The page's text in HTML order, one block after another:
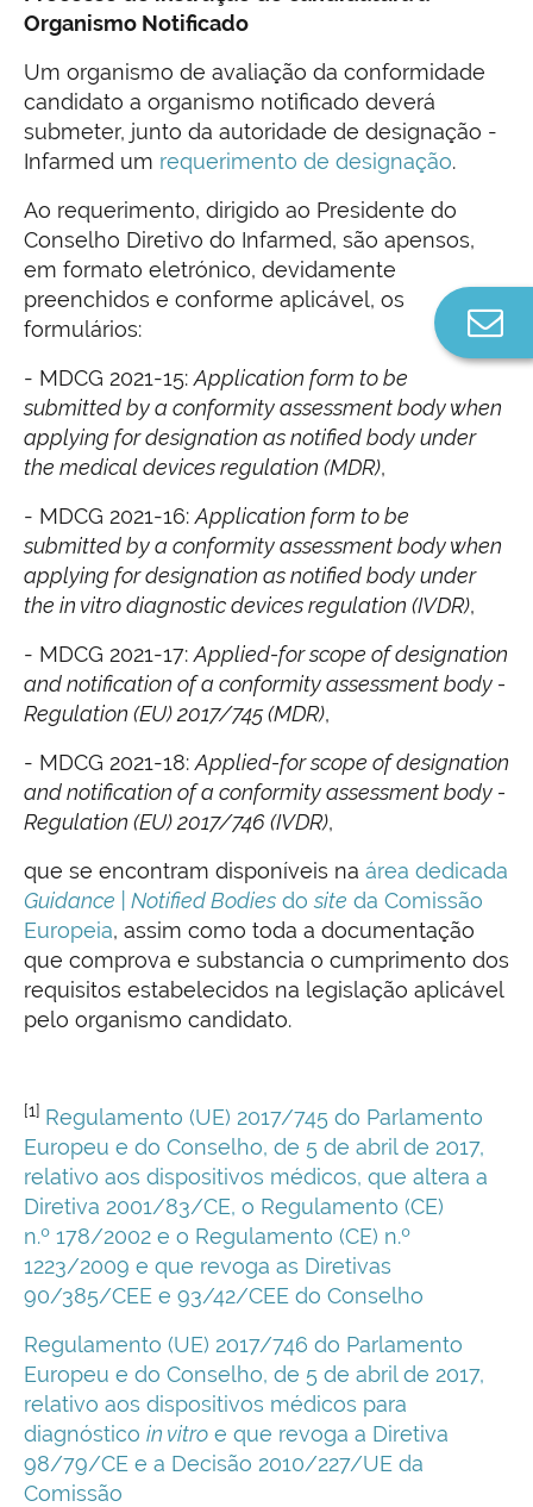
Organismo Notificado
Um organismo de avaliação da conformidade
candidato a organismo notificado deverá
submeter, junto da autoridade de designação -
Infarmed um requerimento de designação.
Ao requerimento, dirigido ao Presidente do
Conselho Diretivo do Infarmed, são apensos,
em formato eletrónico, devidamente
preenchidos e conforme aplicável, os
formulários:
- MDCG 2021-15: Application form to be
submitted by a conformity assessment body when
applying for designation as notified body under
the medical devices regulation (MDR),
- MDCG 2021-16: Application form to be
submitted by a conformity assessment body when
applying for designation as notified body under
the in vitro diagnostic devices regulation (IVDR),
- MDCG 2021-17: Applied-for scope of designation
and notification of a conformity assessment body -
Regulation (EU) 2017/745 (MDR),
- MDCG 2021-18: Applied-for scope of designation
and notification of a conformity assessment body -
Regulation (EU) 2017/746 (IVDR),
que se encontram disponíveis na área dedicada
Guidance | Notified Bodies dosite da Comissão
Europeia, assim como toda a documentação
que comprova e substancia o cumprimento dos
requisitos estabelecidos na legislação aplicável
pelo organismo candidato.
[1] Regulamento (UE) 2017/745 do Parlamento
Europeu e do Conselho, de 5 de abril de 2017,
relativo aos dispositivos médicos, que altera a
Diretiva 2001/83/CE, o Regulamento (CE)
n.º 178/2002 e o Regulamento (CE) n.º
1223/2009 e que revoga as Diretivas
90/385/CEE e 93/42/CEE do Conselho
Regulamento (UE) 2017/746 do Parlamento
Europeu e do Conselho, de 5 de abril de 2017,
relativo aos dispositivos médicos para
diagnóstico in vitro e que revoga a Diretiva
98/79/CE e a Decisão 2010/227/UE da
Comissão